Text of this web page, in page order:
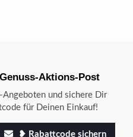
Aktions-Post
und sichere Dir
für Deinen Einkauf!
❥ Rabattcode sichern